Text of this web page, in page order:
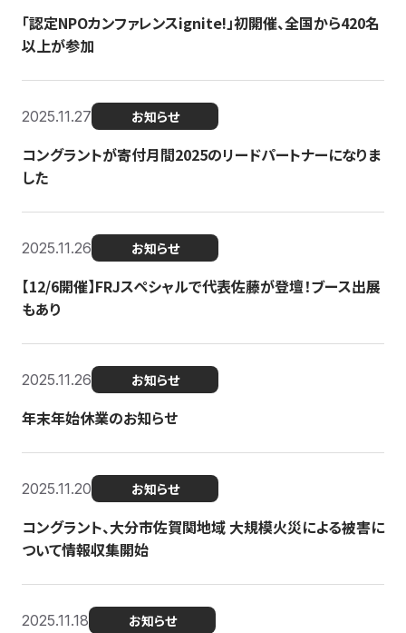
「認定NPOカンファレンスignite!」初開催、全国から420名
以上が参加
2025.11.27 お知らせ
コングラントが寄付月間2025のリードパートナーになりま
した
2025.11.26 お知らせ
【12/6開催】FRJスペシャルで代表佐藤が登壇！ブース出展
もあり
2025.11.26 お知らせ
年末年始休業のお知らせ
2025.11.20 お知らせ
コングラント、大分市佐賀関地域 大規模火災による被害に
ついて情報収集開始
2025.11.18 お知らせ